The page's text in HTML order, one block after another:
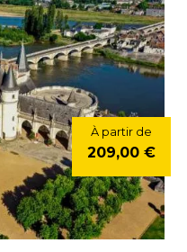
À partir de
209,00 €